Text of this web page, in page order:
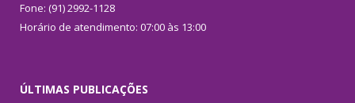
Fone: (91) 2992-1128
Horário de atendimento: 07:00 às 13:00
ÚLTIMAS PUBLICAÇÕES